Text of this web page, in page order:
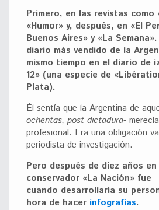
Primero, en las revistas como
«Humor» y, después, en «El
Buenos Aires» y «La
diario más vendido de la
mismo tiempo en el diario de
12» (una especie de
Plata).
Él sentía que la Argentina de
ochentas, post dictadura-
profesional. Era una obligación
periodista de investigación.
Pero después de diez años
conservador «La Nación» fue
cuando desarrollaría su
hora de hacer infografías.